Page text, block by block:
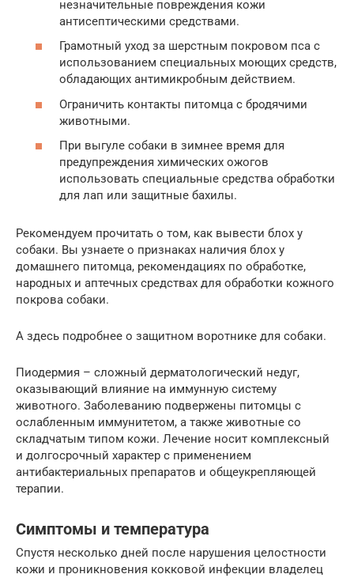
незначительные повреждения кожи
антисептическими средствами.
Грамотный уход за шерстным покровом пса с
использованием специальных моющих средств,
обладающих антимикробным действием.
Ограничить контакты питомца с бродячими
животными.
При выгуле собаки в зимнее время для
предупреждения химических ожогов
использовать специальные средства обработки
для лап или защитные бахилы.
Рекомендуем прочитать о том, как вывести блох у
собаки. Вы узнаете о признаках наличия блох у
домашнего питомца, рекомендациях по обработке,
народных и аптечных средствах для обработки кожного
покрова собаки.
А здесь подробнее о защитном воротнике для собаки.
Пиодермия – сложный дерматологический недуг,
оказывающий влияние на иммунную систему
животного. Заболеванию подвержены питомцы с
ослабленным иммунитетом, а также животные со
складчатым типом кожи. Лечение носит комплексный
и долгосрочный характер с применением
антибактериальных препаратов и общеукрепляющей
терапии.
Симптомы и температура
Спустя несколько дней после нарушения целостности
кожи и проникновения кокковой инфекции владелец